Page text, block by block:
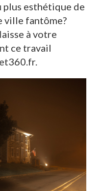
plus esthétique de
ville fantôme?
à votre
ce travail